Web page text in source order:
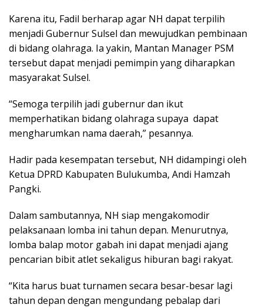
Karena itu, Fadil berharap agar NH dapat terpilih
menjadi Gubernur Sulsel dan mewujudkan pembinaan
di bidang olahraga. Ia yakin, Mantan Manager PSM
tersebut dapat menjadi pemimpin yang diharapkan
masyarakat Sulsel.
“Semoga terpilih jadi gubernur dan ikut
memperhatikan bidang olahraga supaya dapat
mengharumkan nama daerah,” pesannya.
Hadir pada kesempatan tersebut, NH didampingi oleh
Ketua DPRD Kabupaten Bulukumba, Andi Hamzah
Pangki.
Dalam sambutannya, NH siap mengakomodir
pelaksanaan lomba ini tahun depan. Menurutnya,
lomba balap motor gabah ini dapat menjadi ajang
pencarian bibit atlet sekaligus hiburan bagi rakyat.
“Kita harus buat turnamen secara besar-besar lagi
tahun depan dengan mengundang pebalap dari